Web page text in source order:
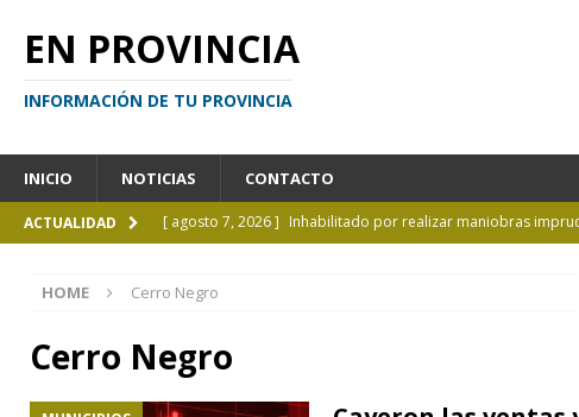
EN PROVINCIA
INFORMACIÓN DE TU PROVINCIA
INICIO NOTICIAS CONTACTO
ACTUALIDAD [ agosto 7, 2026 ] Inhabilitado por realizar maniobras
[ agosto 7, 2026 ]
[ agosto 9, 2026 ]
HOME Cerro Negro
Cerro Negro